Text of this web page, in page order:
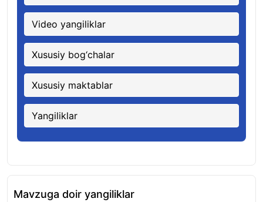
Video yangiliklar
Xususiy bog‘chalar
Xususiy maktablar
Yangiliklar
Mavzuga doir yangiliklar